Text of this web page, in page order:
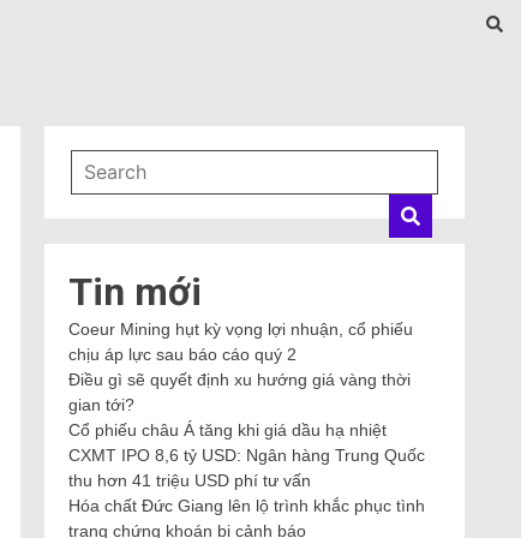
Tin mới
Coeur Mining hụt kỳ vọng lợi nhuận, cổ phiếu
chịu áp lực sau báo cáo quý 2
Điều gì sẽ quyết định xu hướng giá vàng thời
gian tới?
Cổ phiếu châu Á tăng khi giá dầu hạ nhiệt
CXMT IPO 8,6 tỷ USD: Ngân hàng Trung Quốc
thu hơn 41 triệu USD phí tư vấn
Hóa chất Đức Giang lên lộ trình khắc phục tình
trạng chứng khoán bị cảnh báo